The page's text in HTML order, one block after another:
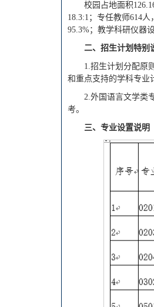
校园占地面积
18.3:1；专任教师614
95.3%；教学科研仪器
二、招生计划特别
1.招生计划分配原
和重点支持的学科专业
2.外国语言文学类
考。
三、专业设置说明